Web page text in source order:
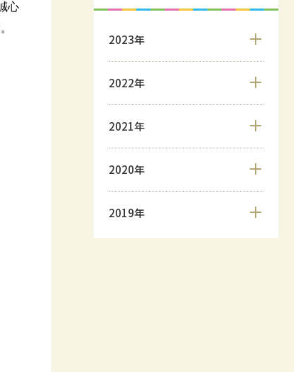
心
2023年
2022年
2021年
2020年
2019年